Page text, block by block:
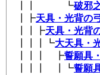
┃┃ ┗破邪
┃┣天具・光背の
┃┃┣天具・光背
┃┃┃┗大天具・
┃┃┃ ┣誓願具
┃┃┃ ┃┗誓願